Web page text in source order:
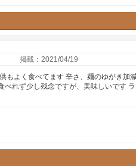
掲載：2021/04/19
もよく食べてます 辛さ、麺のゆがき加
れず少し残念ですが、美味しいです ラ